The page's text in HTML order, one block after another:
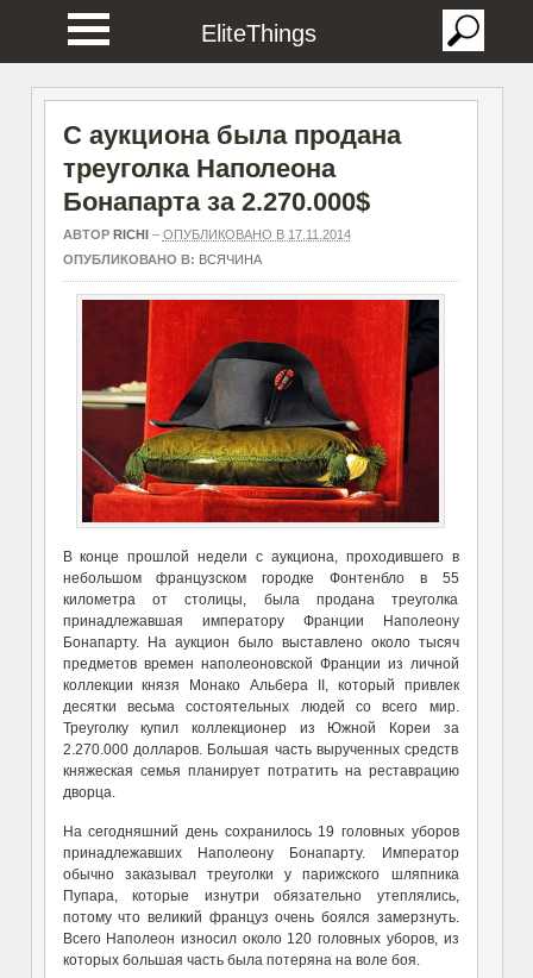
EliteThings
С аукциона была продана
треуголка Наполеона
Бонапарта за 2.270.000$
АВТОР RICHI– ОПУБЛИКОВАНО В 17.11.2014
ОПУБЛИКОВАНО В: ВСЯЧИНА
В конце прошлой недели с аукциона, проходившего в
небольшом французском городке Фонтенбло в 55
километра от столицы, была продана треуголка
принадлежавшая императору Франции Наполеону
Бонапарту. На аукцион было выставлено около тысяч
предметов времен наполеоновской Франции из личной
коллекции князя Монако Альбера II, который привлек
десятки весьма состоятельных людей со всего мир.
Треуголку купил коллекционер из Южной Кореи за
2.270.000 долларов. Большая часть вырученных средств
княжеская семья планирует потратить на реставрацию
дворца.
На сегодняшний день сохранилось 19 головных уборов
принадлежавших Наполеону Бонапарту. Император
обычно заказывал треуголки у парижского шляпника
Пупара, которые изнутри обязательно утеплялись,
потому что великий француз очень боялся замерзнуть.
Всего Наполеон износил около 120 головных уборов, из
которых большая часть была потеряна на воле боя.